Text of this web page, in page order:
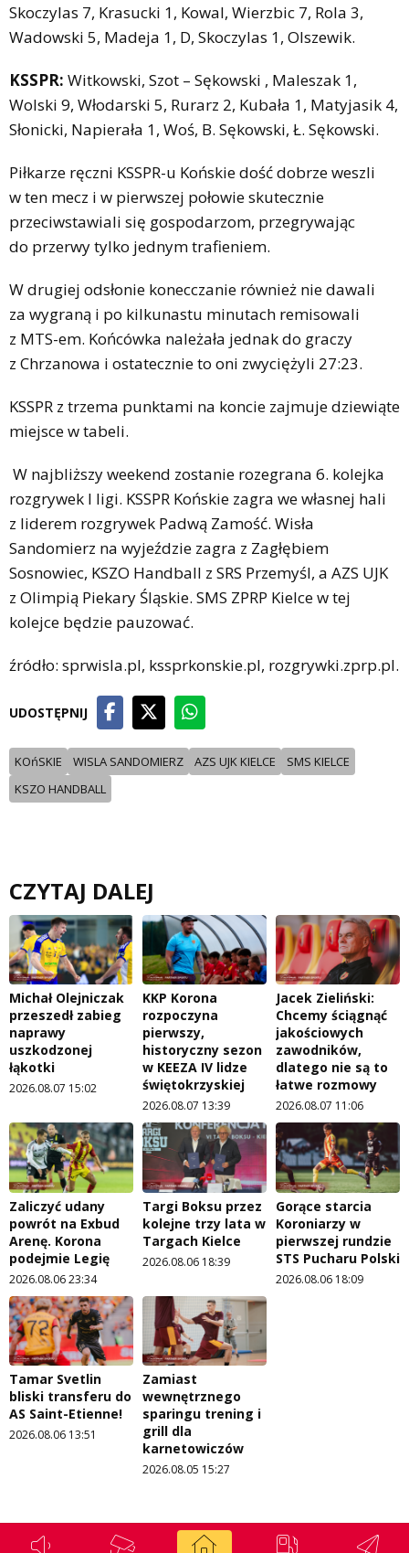
Skoczylas 7, Krasucki 1, Kowal, Wierzbic 7, Rola 3,
Wadowski 5, Madeja 1, D, Skoczylas 1, Olszewik.
KSSPR: Witkowski, Szot – Sękowski , Maleszak 1,
Wolski 9, Włodarski 5, Rurarz 2, Kubała 1, Matyjasik 4,
Słonicki, Napierała 1, Woś, B. Sękowski, Ł. Sękowski.
Piłkarze ręczni KSSPR-u Końskie dość dobrze weszli
w ten mecz i w pierwszej połowie skutecznie
przeciwstawiali się gospodarzom, przegrywając
do przerwy tylko jednym trafieniem.
W drugiej odsłonie konecczanie również nie dawali
za wygraną i po kilkunastu minutach remisowali
z MTS-em. Końcówka należała jednak do graczy
z Chrzanowa i ostatecznie to oni zwyciężyli 27:23.
KSSPR z trzema punktami na koncie zajmuje dziewiąte
miejsce w tabeli.
W najbliższy weekend zostanie rozegrana 6. kolejka
rozgrywek I ligi. KSSPR Końskie zagra we własnej hali
z liderem rozgrywek Padwą Zamość. Wisła
Sandomierz na wyjeździe zagra z Zagłębiem
Sosnowiec, KSZO Handball z SRS Przemyśl, a AZS UJK
z Olimpią Piekary Śląskie. SMS ZPRP Kielce w tej
kolejce będzie pauzować.
źródło: sprwisla.pl, kssprkonskie.pl, rozgrywki.zprp.pl.
UDOSTĘPNIJ
KOńSKIE WISLA SANDOMIERZ AZS UJK KIELCE
SMS KIELCE
KSZO HANDBALL
CZYTAJ DALEJ
Michał Olejniczak
przeszedł zabieg
naprawy
uszkodzonej
łąkotki
2026.08.07 15:02
KKP Korona
rozpoczyna
pierwszy,
historyczny sezon
w KEEZA IV lidze
świętokrzyskiej
2026.08.07 13:39
Jacek Zieliński:
Chcemy ściągnąć
jakościowych
zawodników,
dlatego nie są to
łatwe rozmowy
2026.08.07 11:06
Zaliczyć udany
powrót na Exbud
Arenę. Korona
podejmie Legię
2026.08.06 23:34
Targi Boksu przez
kolejne trzy lata w
Targach Kielce
2026.08.06 18:39
Gorące starcia
Koroniarzy w
pierwszej rundzie
STS Pucharu Polski
2026.08.06 18:09
Tamar Svetlin
bliski transferu do
AS Saint-Etienne!
2026.08.06 13:51
Zamiast
wewnętrznego
sparingu trening i
grill dla
karnetowiczów
2026.08.05 15:27